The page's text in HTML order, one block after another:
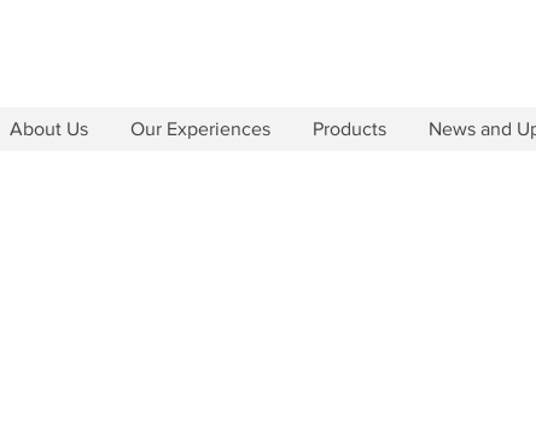
About Us Our Experiences Products News and